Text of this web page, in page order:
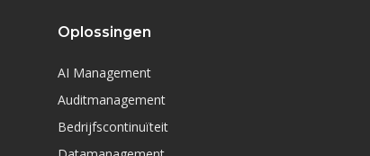
Oplossingen
AI Management
Auditmanagement
Bedrijfscontinuïteit